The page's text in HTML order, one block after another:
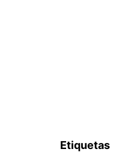
Etiquetas